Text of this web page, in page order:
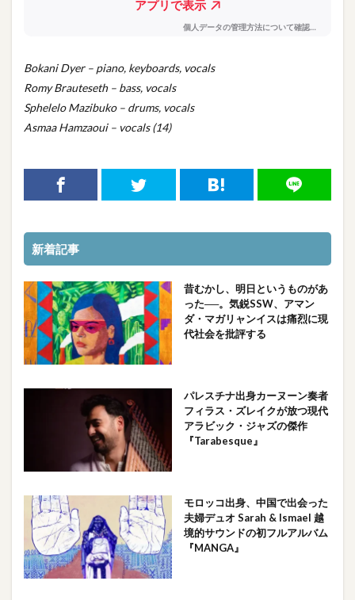
Bokani Dyer – piano, keyboards, vocals
Romy Brauteseth – bass, vocals
Sphelelo Mazibuko – drums, vocals
Asmaa Hamzaoui – vocals (14)
新着記事
昔むかし、明日というものがあ
った──。気鋭SSW、アマン
ダ・マガリャンイスは痛烈に現
代社会を批評する
パレスチナ出身カーヌーン奏者
フィラス・ズレイクが放つ現代
アラビック・ジャズの傑作
『Tarabesque』
モロッコ出身、中国で出会った
夫婦デュオ Sarah & Ismael 越
境的サウンドの初フルアルバム
『MANGA』